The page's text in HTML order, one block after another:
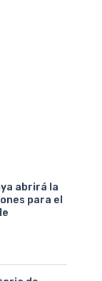
abrirá la
para el